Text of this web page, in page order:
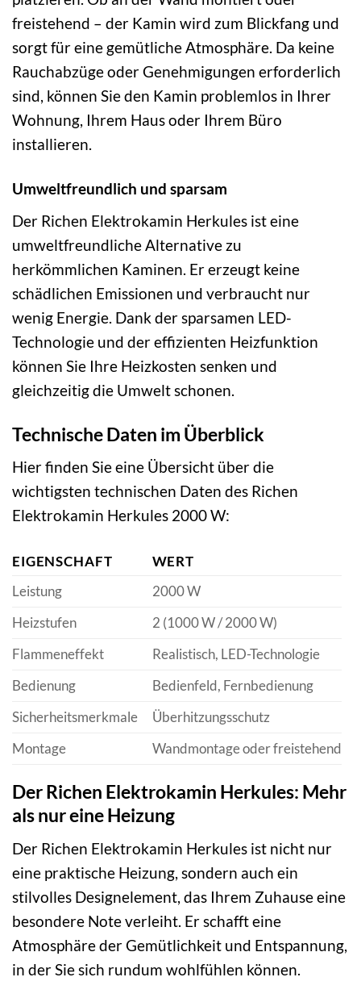
freistehend – der Kamin wird zum Blickfang und
sorgt für eine gemütliche Atmosphäre. Da keine
Rauchabzüge oder Genehmigungen erforderlich
sind, können Sie den Kamin problemlos in Ihrer
Wohnung, Ihrem Haus oder Ihrem Büro
installieren.
Umweltfreundlich und sparsam
Der Richen Elektrokamin Herkules ist eine
umweltfreundliche Alternative zu
herkömmlichen Kaminen. Er erzeugt keine
schädlichen Emissionen und verbraucht nur
wenig Energie. Dank der sparsamen LED-
Technologie und der effizienten Heizfunktion
können Sie Ihre Heizkosten senken und
gleichzeitig die Umwelt schonen.
Technische Daten im Überblick
Hier finden Sie eine Übersicht über die
wichtigsten technischen Daten des Richen
Elektrokamin Herkules 2000 W:
EIGENSCHAFT
WERT
Leistung
2000 W
Heizstufen
2 (1000 W / 2000 W)
Flammeneffekt
Realistisch, LED-Technologie
Bedienung
Bedienfeld, Fernbedienung
Sicherheitsmerkmale
Überhitzungsschutz
Montage
Wandmontage oder freistehend
Der Richen Elektrokamin Herkules: Mehr
als nur eine Heizung
Der Richen Elektrokamin Herkules ist nicht nur
eine praktische Heizung, sondern auch ein
stilvolles Designelement, das Ihrem Zuhause eine
besondere Note verleiht. Er schafft eine
Atmosphäre der Gemütlichkeit und Entspannung,
in der Sie sich rundum wohlfühlen können.